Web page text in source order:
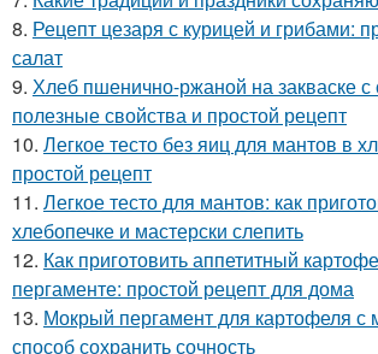
8. Рецепт цезаря с курицей и грибами:
салат
9. Хлеб пшенично-ржаной на закваске с
полезные свойства и простой рецепт
10. Легкое тесто без яиц для мантов в
простой рецепт
11. Легкое тесто для мантов: как
хлебопечке и мастерски слепить
12. Как приготовить аппетитный
пергаменте: простой рецепт для дома
13. Мокрый пергамент для картофеля с
способ сохранить сочность